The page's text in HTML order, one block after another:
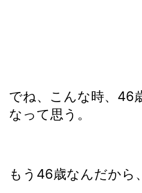
でね、こんな時、46
なって思う。
もう46歳なんだから、